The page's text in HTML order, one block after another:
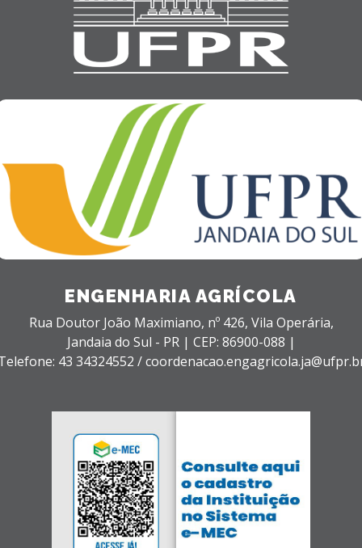
ENGENHARIA AGRÍCOLA
Rua Doutor João Maximiano, nº 426, Vila Operária,
Jandaia do Sul - PR | CEP: 86900-088 |
43 34324552 /